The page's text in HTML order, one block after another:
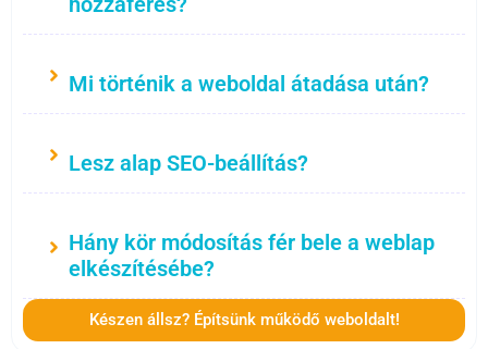
Mi történik a weboldal átadása után?
Lesz alap SEO-beállítás?
Hány kör módosítás fér bele a weblap
elkészítésébe?
Készen állsz? Építsünk működő weboldalt!